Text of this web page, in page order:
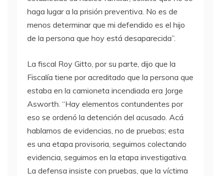
haga lugar a la prisión preventiva. No es de
menos determinar que mi defendido es el hijo
de la persona que hoy está desaparecida”.
La fiscal Roy Gitto, por su parte, dijo que la
Fiscalía tiene por acreditado que la persona que
estaba en la camioneta incendiada era Jorge
Asworth. “Hay elementos contundentes por
eso se ordenó la detención del acusado. Acá
hablamos de evidencias, no de pruebas; esta
es una etapa provisoria, seguimos colectando
evidencia, seguimos en la etapa investigativa.
La defensa insiste con pruebas, que la víctima